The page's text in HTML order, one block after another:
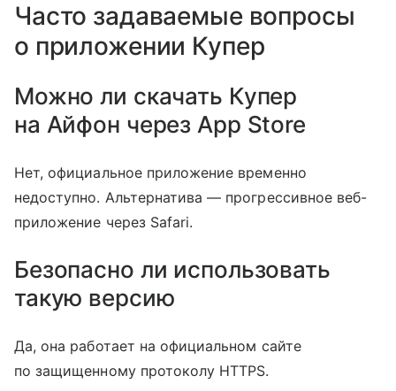
Часто задаваемые вопросы
о приложении Купер
Можно ли скачать Купер
на Айфон через App Store
Нет, официальное приложение временно
недоступно. Альтернатива — прогрессивное веб-
приложение через Safari.
Безопасно ли использовать
такую версию
Да, она работает на официальном сайте
по защищенному протоколу HTTPS.